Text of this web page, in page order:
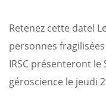
Retenez cette date!
personnes
IRSC présenteront
géroscience le jeudi